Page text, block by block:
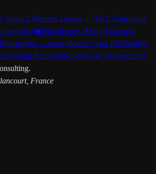
Council Member Leader — Tech Consulting
καρτέλα)◆Πρεσβευτής AI της Γαλλικής
— πρωτοβουλία Osez l’IA(ανοίγει
Activateur(ανοίγει σε νέα καρτέλα)
France